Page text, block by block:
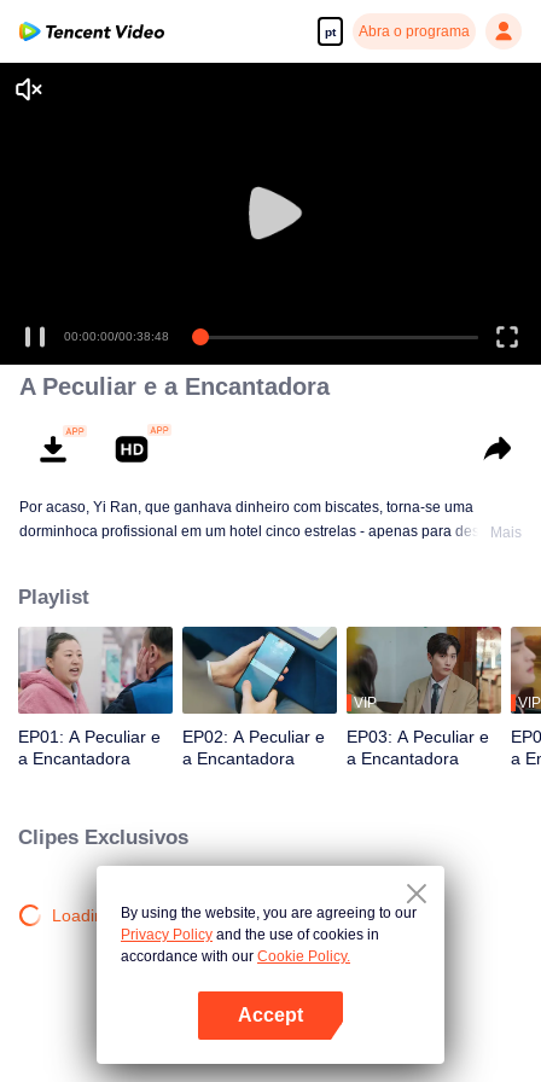
pt Abra o programa
Abra o programa
00:00:00/00:38:48
A Peculiar e a Encantadora
Por acaso, Yi Ran, que ganhava dinheiro com biscates, torna-se uma
dorminhoca profissional em um hotel cinco estrelas - apenas para descobrir
comerciais do hotel, Yi Ran e Xiao Mucheng entram em conflito, mas
gradualmente se aproximam, apesar das diferenças.
Mais
Playlist
EP01: A Peculiar e
a Encantadora
EP02: A Peculiar e
a Encantadora
VIP
EP03: A Peculiar e
a Encantadora
VIP
a
Clipes Exclusivos
Loading…By using the website, you are agreeing to our
Privacy Policy and the use of cookies in
accordance with our Cookie Policy.
Accept